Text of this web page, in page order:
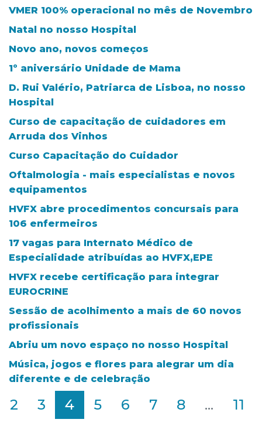
VMER 100% operacional no mês de Novembro
Natal no nosso Hospital
Novo ano, novos começos
1º aniversário Unidade de Mama
D. Rui Valério, Patriarca de Lisboa, no nosso
Hospital
Curso de capacitação de cuidadores em
Arruda dos Vinhos
Curso Capacitação do Cuidador
Oftalmologia - mais especialistas e novos
equipamentos
HVFX abre procedimentos concursais para
106 enfermeiros
17 vagas para Internato Médico de
Especialidade atribuídas ao HVFX,EPE
HVFX recebe certificação para integrar
EUROCRINE
Sessão de acolhimento a mais de 60 novos
profissionais
Abriu um novo espaço no nosso Hospital
Música, jogos e flores para alegrar um dia
diferente e de celebração
2 3 4 5 6 7 8 ... 11